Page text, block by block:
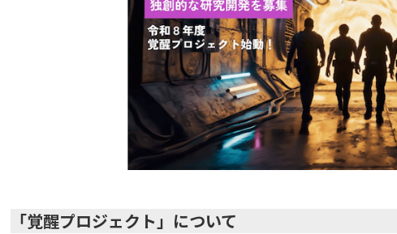
「覚醒プロジェクト」について